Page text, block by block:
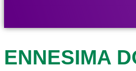
ENNESIMA